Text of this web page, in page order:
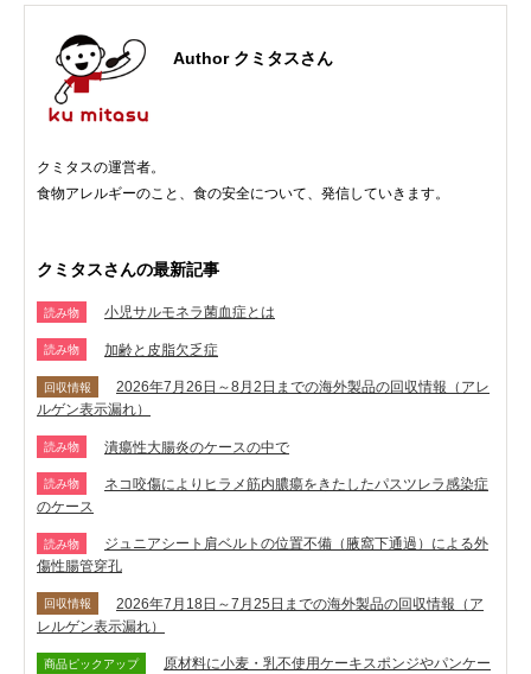
Author クミタスさん
クミタスの運営者。
食物アレルギーのこと、食の安全について、発信していきます。
クミタスさんの最新記事
読み物 小児サルモネラ菌血症とは
読み物 加齢と皮脂欠乏症
回収情報
2026年7月26日～8月2日までの海外製品の回収情報（アレ
ルゲン表示漏れ）
読み物 潰瘍性大腸炎のケースの中で
読み物
ネコ咬傷によりヒラメ筋内膿瘍をきたしたパスツレラ感染症
のケース
読み物
ジュニアシート肩ベルトの位置不備（腋窩下通過）による外
傷性腸管穿孔
回収情報
2026年7月18日～7月25日までの海外製品の回収情報（ア
レルゲン表示漏れ）
商品ピックアップ
原材料に小麦・乳不使用ケーキスポンジやパンケー